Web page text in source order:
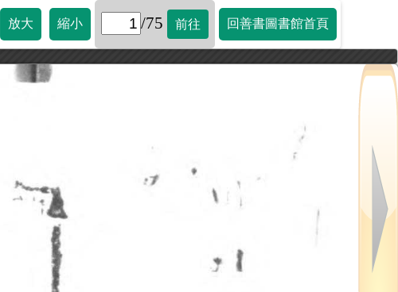
放大 縮小 /75 前往 回善書圖書館首頁